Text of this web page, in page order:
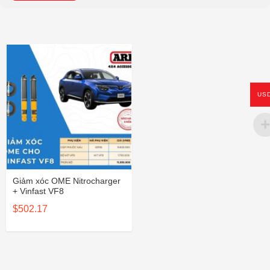
Giảm xóc OME Nitrocharger
+ Vinfast VF8
$502.17